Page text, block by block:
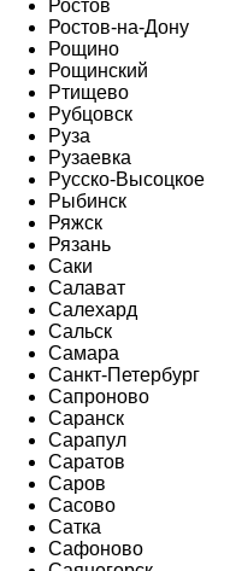
Ростов
Ростов-на-Дону
Рощино
Рощинский
Ртищево
Рубцовск
Руза
Рузаевка
Русско-Высоцкое
Рыбинск
Ряжск
Рязань
Саки
Салават
Салехард
Сальск
Самара
Санкт-Петербург
Сапроново
Саранск
Сарапул
Саратов
Саров
Сасово
Сатка
Сафоново